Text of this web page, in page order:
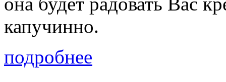
капучинно.
подробнее